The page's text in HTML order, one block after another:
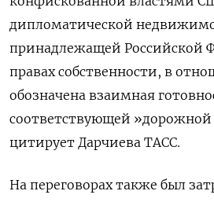
дипломатической
принадлежащей Российской
правах собственности, в
обозначена взаимная
соответствующей
цитирует Дарчиева ТАСС.
На переговорах также был